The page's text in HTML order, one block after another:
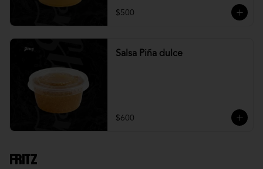
$500
Salsa Piña dulce
$600
Fritz